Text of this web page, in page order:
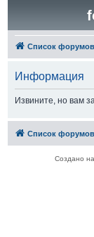
Список форумов
Информация
Извините, но вам
Список форумов
Создано